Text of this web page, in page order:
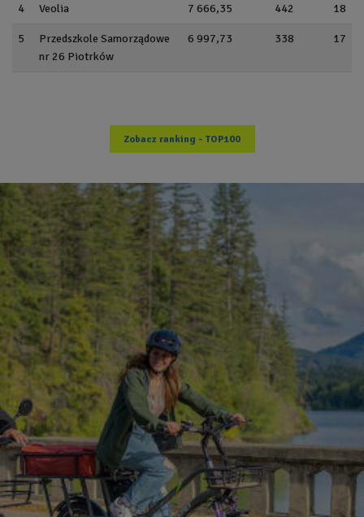
4 Veolia 7 666,35 442 18
5
Przedszkole Samorządowe
nr 26 Piotrków
6 997,73 338 17
Zobacz ranking - TOP100